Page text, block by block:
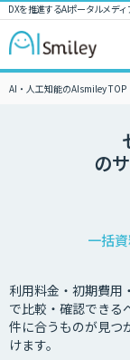
DXを推進するAIポータルメデ
AI・人工知能のAIsmiley TOP
の
一括
利用料金・初期費用
で比較・確認できる
件に合うものが見つ
けます。